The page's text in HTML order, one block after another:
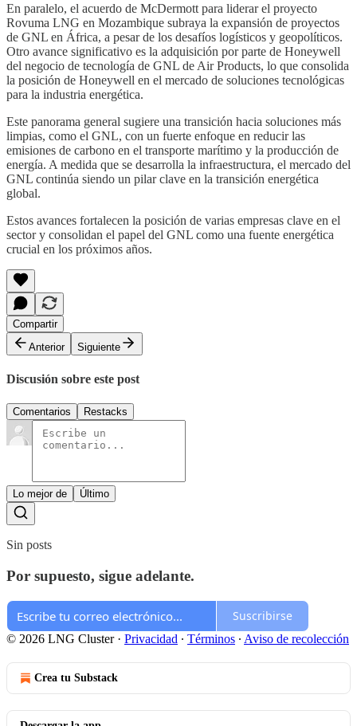
En paralelo, el acuerdo de McDermott para liderar el proyecto
Rovuma LNG en Mozambique subraya la expansión de proyectos
de GNL en África, a pesar de los desafíos logísticos y geopolíticos.
Otro avance significativo es la adquisición por parte de Honeywell
del negocio de tecnología de GNL de Air Products, lo que consolida
la posición de Honeywell en el mercado de soluciones tecnológicas
para la industria energética.
Este panorama general sugiere una transición hacia soluciones más
limpias, como el GNL, con un fuerte enfoque en reducir las
emisiones de carbono en el transporte marítimo y la producción de
energía. A medida que se desarrolla la infraestructura, el mercado del
GNL continúa siendo un pilar clave en la transición energética
global.
Estos avances fortalecen la posición de varias empresas clave en el
sector y consolidan el papel del GNL como una fuente energética
crucial en los próximos años.
Compartir
Anterior
Siguiente
Discusión sobre este post
Comentarios Restacks
Lo mejor de Último
Sin posts
Por supuesto, sigue adelante.
Suscribirse
© 2026 LNG Cluster· Privacidad ∙ Términos ∙ Aviso de recolección
Crea tu Substack